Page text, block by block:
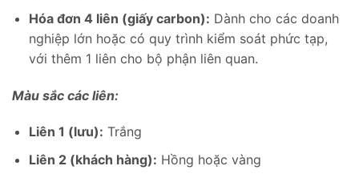
Hóa đơn 4 liên (giấy carbon): Dành cho các doanh
nghiệp lớn hoặc có quy trình kiểm soát phức tạp,
với thêm 1 liên cho bộ phận liên quan.
Màu sắc các liên:
Liên 1 (lưu): Trắng
Liên 2 (khách hàng): Hồng hoặc vàng